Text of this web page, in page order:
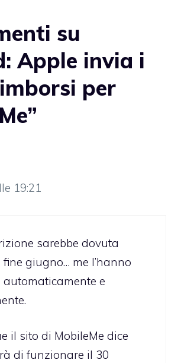
su
Apple invia i
per
19:21
sarebbe dovuta
fine giugno… me l’hanno
e
il sito di MobileMe dice
di funzionare il 30